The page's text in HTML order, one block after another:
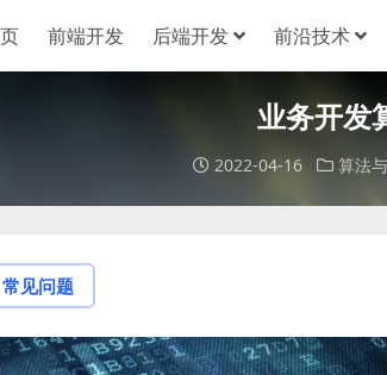
前端开发 后端开发 前沿技术
业务开发
2022-04-16 算法
常见问题